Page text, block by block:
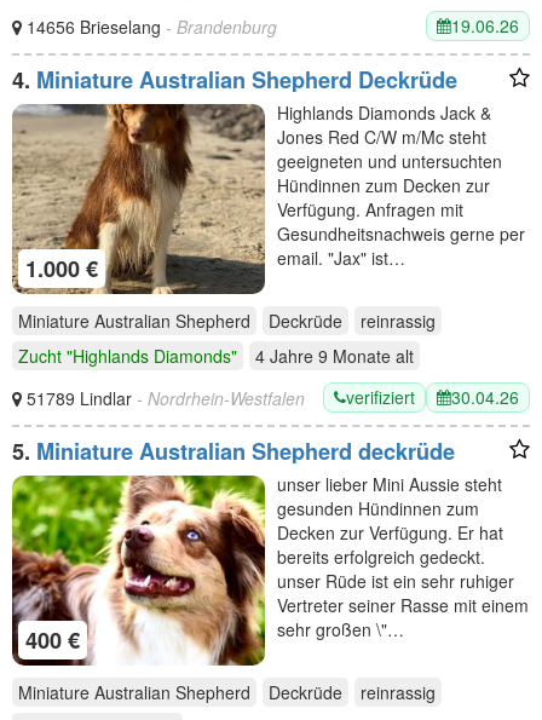
14656 Brieselang - Brandenburg 19.06.26
4. Miniature Australian Shepherd Deckrüde
1.000 €
Highlands Diamonds Jack &
Jones Red C/W m/Mc steht
geeigneten und untersuchten
Hündinnen zum Decken zur
Verfügung. Anfragen mit
Gesundheitsnachweis gerne per
email. "Jax" ist…
Miniature Australian Shepherd Deckrüde
reinrassig
Zucht "Highlands Diamonds"
4 Jahre 9 Monate alt
51789 Lindlar - Nordrhein-Westfalen verifiziert 30.04.26
5. Miniature Australian Shepherd deckrüde
400 €
unser lieber Mini Aussie steht
gesunden Hündinnen zum
Decken zur Verfügung. Er hat
bereits erfolgreich gedeckt.
unser Rüde ist ein sehr ruhiger
Vertreter seiner Rasse mit einem
sehr großen \"…
Miniature Australian Shepherd Deckrüde
reinrassig